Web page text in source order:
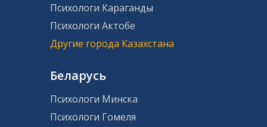
Психологи Караганды
Психологи Актобе
Другие города Казахстана
Беларусь
Психологи Минска
Психологи Гомеля